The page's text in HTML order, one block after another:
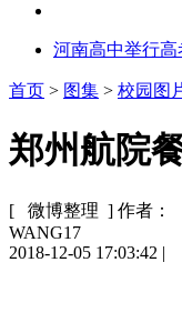
河南高中举行
首页 > 图集 > 校园图
郑州航院
[ 微博整理 ] 作者：
WANG17
2018-12-05 17:03:42 |